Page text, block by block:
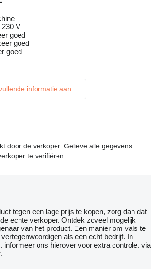
230 V
goed
goed
goed
informatie aan
door de verkoper. Gelieve alle gegevens
te verifiëren.
tegen een lage prijs te kopen, zorg dan dat
echte verkoper. Ontdek zoveel mogelijk
van het product. Een manier om vals te
als een echt bedrijf. In
informeer ons hierover voor extra controle, via